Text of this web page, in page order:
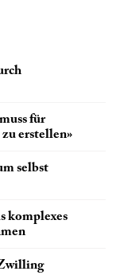
für
erstellen»
selbst
komplexes